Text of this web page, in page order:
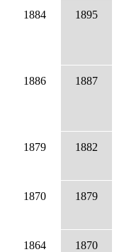
1884 1895
1886 1887
1879 1882
1870 1879
1864 1870